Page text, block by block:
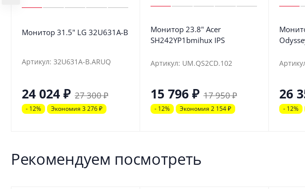
Монитор 31.5" LG 32U631A-B
Артикул: 32U631A-B.ARUQ
24 024 ₽ 27 300₽
- 12% Экономия 3 276₽
Монитор 23.8" Acer
SH242YP1bmihux IPS
Артикул: UM.QS2CD.102
15 796 ₽ 17 950₽
- 12% Экономия 2 154₽
26
- 12%
Рекомендуем посмотреть